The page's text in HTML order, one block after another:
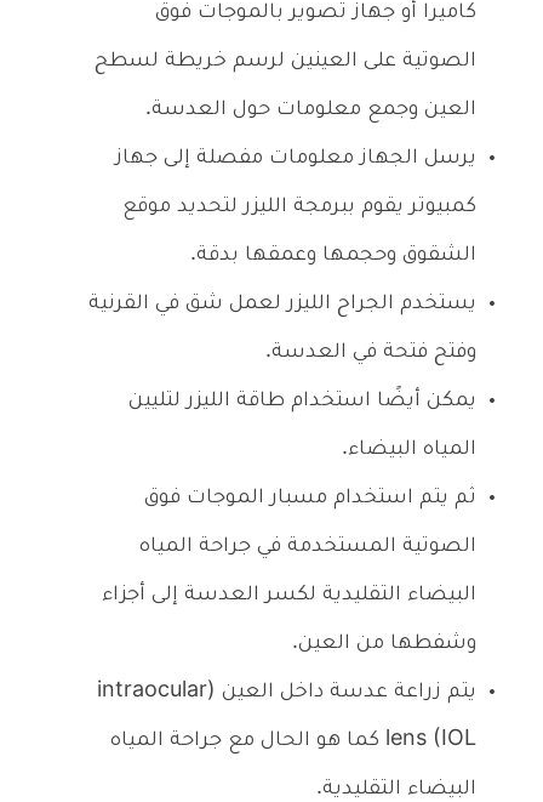
كاميرا أو جهاز تصوير بالموجات فوق
الصوتية على العينين لرسم خريطة لسطح
العين وجمع معلومات حول العدسة.
يرسل الجهاز معلومات مفصلة إلى جهاز
كمبيوتر يقوم ببرمجة الليزر لتحديد موقع
الشقوق وحجمها وعمقها بدقة.
يستخدم الجراح الليزر لعمل شق في القرنية
وفتح فتحة في العدسة.
يمكن أيضًا استخدام طاقة الليزر لتليين
المياه البيضاء.
ثم يتم استخدام مسبار الموجات فوق
الصوتية المستخدمة في جراحة المياه
البيضاء التقليدية لكسر العدسة إلى أجزاء
وشفطها من العين.
يتم زراعة عدسة داخل العين (intraocular
lens (IOL كما هو الحال مع جراحة المياه
البيضاء التقليدية.